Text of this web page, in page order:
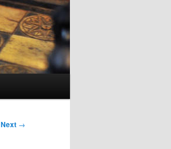
Next →